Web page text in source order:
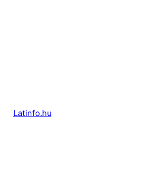
Latinfo.hu